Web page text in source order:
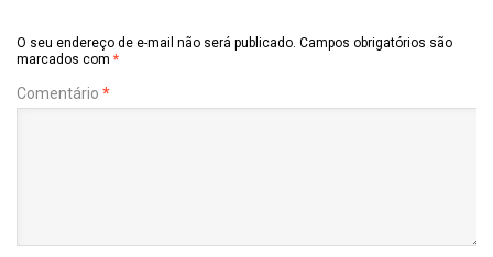
O seu endereço de e-mail não será publicado. Campos obrigatórios são
marcados com *
Comentário *